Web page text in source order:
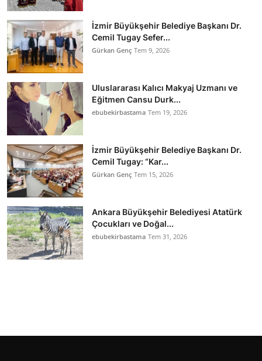
İzmir Büyükşehir Belediye Başkanı Dr.
Cemil Tugay Sefer...
Gürkan Genç Tem 9, 2026
Uluslararası Kalıcı Makyaj Uzmanı ve
Eğitmen Cansu Durk...
ebubekirbastama Tem 19, 2026
İzmir Büyükşehir Belediye Başkanı Dr.
Cemil Tugay: “Kar...
Gürkan Genç Tem 15, 2026
Ankara Büyükşehir Belediyesi Atatürk
Çocukları ve Doğal...
ebubekirbastama Tem 31, 2026